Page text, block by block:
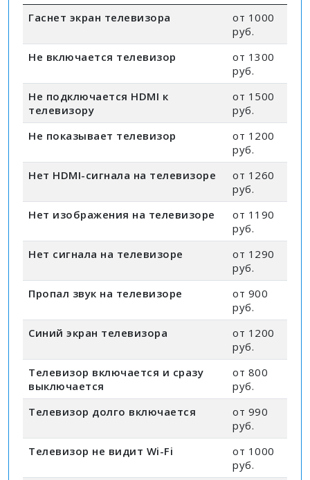
Гаснет экран телевизора
от 1000
руб.
Не включается телевизор
от 1300
руб.
Не подключается HDMI к
телевизору
от 1500
руб.
Не показывает телевизор
от 1200
руб.
Нет HDMI-сигнала на телевизоре
от 1260
руб.
Нет изображения на телевизоре
от 1190
руб.
Нет сигнала на телевизоре
от 1290
руб.
Пропал звук на телевизоре
от 900
руб.
Синий экран телевизора
от 1200
руб.
Телевизор включается и сразу
выключается
от 800
руб.
Телевизор долго включается
от 990
руб.
Телевизор не видит Wi-Fi
от 1000
руб.